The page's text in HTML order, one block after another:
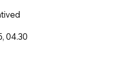
04.30